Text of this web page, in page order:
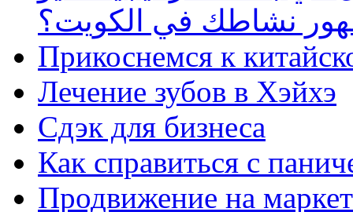
نشاطك في الكويت؟
Прикоснемся к
Лечение зубов в Хэйхэ
Сдэк для бизнеса
Как справиться с
Продвижение на